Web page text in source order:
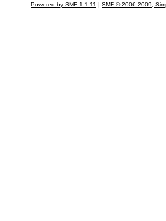
Powered by SMF 1.1.11 | SMF © 2006-2009,